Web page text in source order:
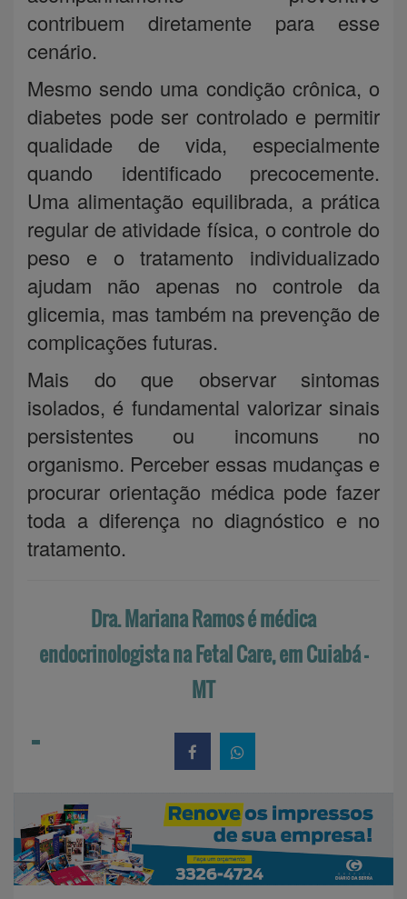
contribuem diretamente para esse
cenário.
Mesmo sendo uma condição crônica, o
diabetes pode ser controlado e permitir
qualidade de vida, especialmente
quando identificado precocemente.
Uma alimentação equilibrada, a prática
regular de atividade física, o controle do
peso e o tratamento individualizado
ajudam não apenas no controle da
glicemia, mas também na prevenção de
complicações futuras.
Mais do que observar sintomas
isolados, é fundamental valorizar sinais
persistentes ou incomuns no
organismo. Perceber essas mudanças e
procurar orientação médica pode fazer
toda a diferença no diagnóstico e no
tratamento.
Dra. Mariana Ramos é médica
endocrinologista na Fetal Care, em Cuiabá -
MT